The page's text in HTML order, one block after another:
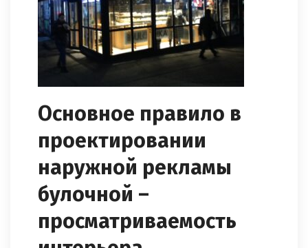
Основное правило в
проектировании
наружной рекламы
булочной –
просматриваемость